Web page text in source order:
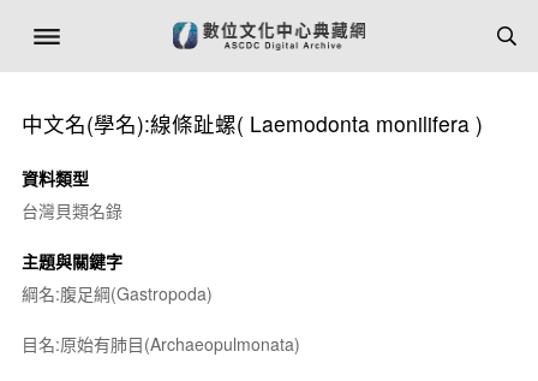
中文名(學名):線條趾螺( Laemodonta monilifera)
資料類型
台灣貝類名錄
主題與關鍵字
綱名:腹足綱(Gastropoda)
目名:原始有肺目(Archaeopulmonata)